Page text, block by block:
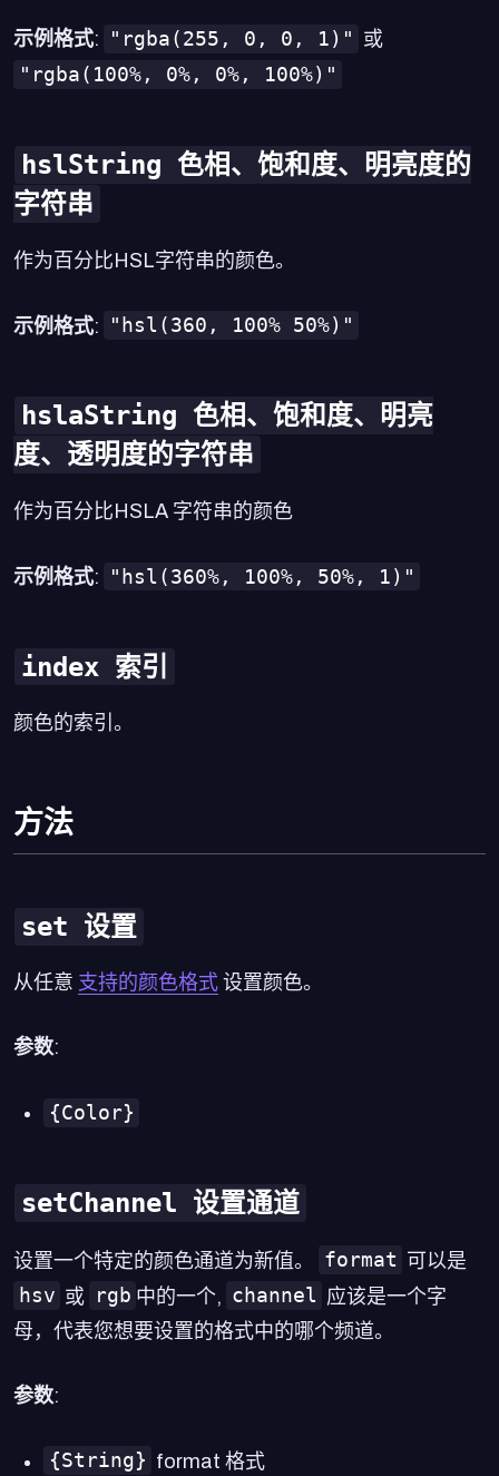
示例格式: "rgba(255, 0, 0, 1)" 或
"rgba(100%, 0%, 0%, 100%)"
hslString 色相、饱和度、明亮度的
字符串
作为百分比HSL字符串的颜色。
示例格式: "hsl(360, 100% 50%)"
hslaString 色相、饱和度、明亮
度、透明度的字符串
作为百分比HSLA 字符串的颜色
示例格式: "hsl(360%, 100%, 50%, 1)"
index 索引
颜色的索引。
方法
set 设置
从任意 支持的颜色格式 设置颜色。
参数:
{Color}
setChannel 设置通道
设置一个特定的颜色通道为新值。 format 可以是
hsv 或 rgb 中的一个, channel 应该是一个字
母，代表您想要设置的格式中的哪个频道。
参数:
{String} format 格式